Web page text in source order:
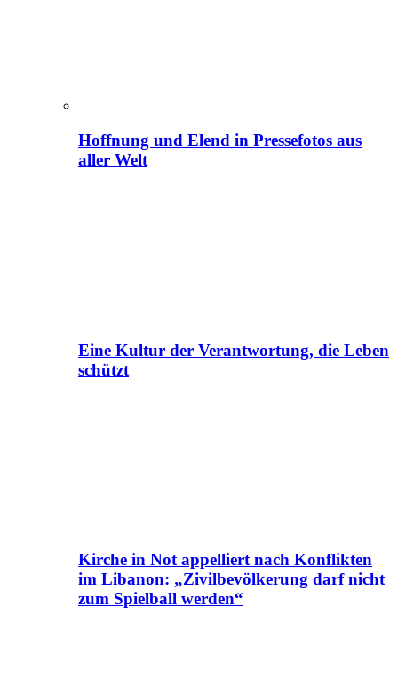
Hoffnung und Elend in Pressefotos aus
aller Welt
Eine Kultur der Verantwortung, die Leben
schützt
Kirche in Not appelliert nach Konflikten
im Libanon: „Zivilbevölkerung darf nicht
zum Spielball werden“